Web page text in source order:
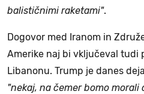
balističnimi raketami".
Dogovor med Iranom in
Amerike naj bi vključeval tudi
Libanonu. Trump je danes
"nekaj, na čemer bomo morali